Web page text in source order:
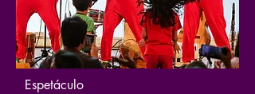
Espetáculo